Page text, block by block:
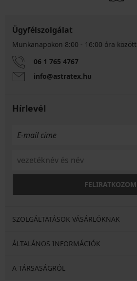
Ügyfélszolgálat
Munkanapokon 8:00 - 16:00 óra között
06 1 765 4767
info@astratex.hu
Hírlevél
FELIRATKOZOM
SZOLGÁLTATÁSOK VÁSÁRLÓKNAK
ÁLTALÁNOS INFORMÁCIÓK
A TÁRSASÁGRÓL